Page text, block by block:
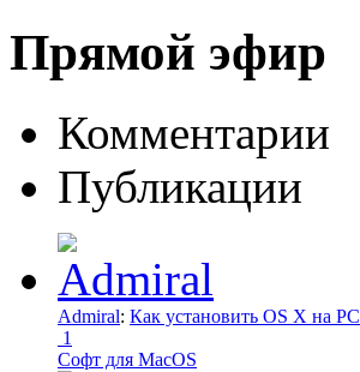
Прямой эфир
Комментарии
Публикации
Admiral: Как установить OS X на PC
1
Софт для MacOS